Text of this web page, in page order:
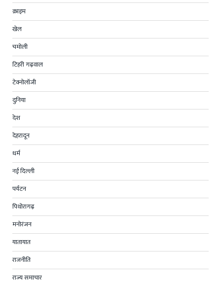
क्राइम
खेल
चमोली
टिहरी गढ़वाल
टेक्नोलॉजी
दुनिया
देश
देहरादून
धर्म
नई दिल्ली
पर्यटन
पिथोरागढ़
मनोरंजन
यातायात
राजनीति
राज्य समाचार